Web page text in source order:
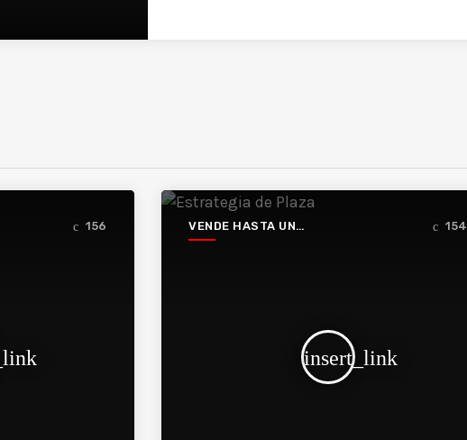
156
VENDE HASTA UN
HUECO
insert_link
154